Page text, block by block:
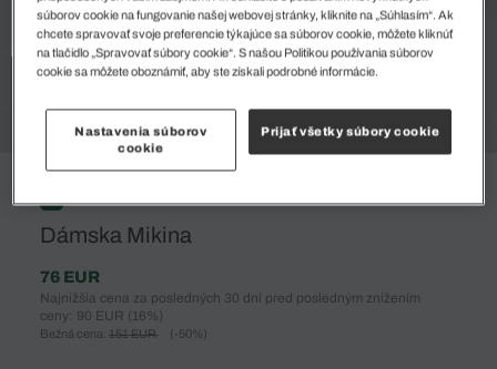
%
Dámska Mikina
76 EUR
Najnižšia cena za posledných 30 dní pred posledným znížením
ceny: 90 EUR (16%)
Bežná cena: 151 EUR (-50%)
súborov cookie na fungovanie našej webovej stránky, kliknite na „Súhlasím“. Ak
chcete spravovať svoje preferencie týkajúce sa súborov cookie, môžete kliknúť
na tlačidlo „Spravovať súbory cookie“. S našou Politikou používania súborov
cookie sa môžete oboznámiť, aby ste získali podrobné informácie.
Nastavenia súborov
cookie
Prijať všetky súbory cookie